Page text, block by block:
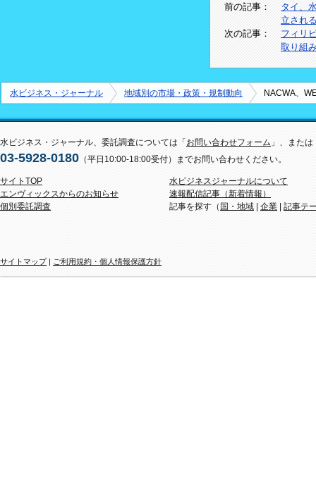
前の記事：
タイ、
立され
次の記事：
フィリ
取り組
水ビジネス・ジャーナル 地域別の市場・政策・規制動向 NACWA、
水ビジネス・ジャーナル、委託調査については「お問い合わせフォーム 」、または
03-5928-0180 （平日10:00-18:00受付）までお問い合わせください。
サイトTOP
エンヴィックスからのお知らせ
個別委託調査
水ビジネスジャーナルについて
速報配信記事（新着情報）
記事を探す（ 国・地域 | 企業 | 記事テ
サイトマップ| ご利用規約・個人情報保護方針